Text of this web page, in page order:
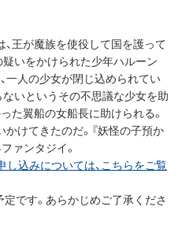
王が魔族を使役して国を護って
いをかけられた少年ハルーン
一人の少女が閉じ込められてい
いというその不思議な少女を助
た翼船の女船長に助けられる。
けてきたのだ。『妖怪の子預か
ァンタジイ。
し込みについては、こちらをご覧
です。あらかじめご了承くださ